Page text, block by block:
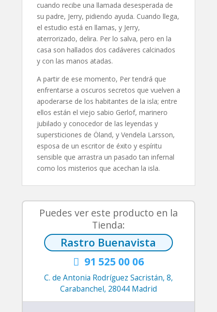
cuando recibe una llamada desesperada de
su padre, Jerry, pidiendo ayuda. Cuando llega,
el estudio está en llamas, y Jerry,
aterrorizado, delira. Per lo salva, pero en la
casa son hallados dos cadáveres calcinados
y con las manos atadas.
A partir de ese momento, Per tendrá que
enfrentarse a oscuros secretos que vuelven a
apoderarse de los habitantes de la isla; entre
ellos están el viejo sabio Gerlof, marinero
jubilado y conocedor de las leyendas y
supersticiones de Öland, y Vendela Larsson,
esposa de un escritor de éxito y espíritu
sensible que arrastra un pasado tan infernal
como los misterios que acechan la isla.
Puedes ver este producto en la
Tienda:
Rastro Buenavista
 91 525 00 06
C. de Antonia Rodríguez Sacristán, 8,
Carabanchel, 28044 Madrid